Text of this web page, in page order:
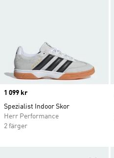
Price
1 099 kr
Spezialist Indoor Skor
Herr Performance
2 färger